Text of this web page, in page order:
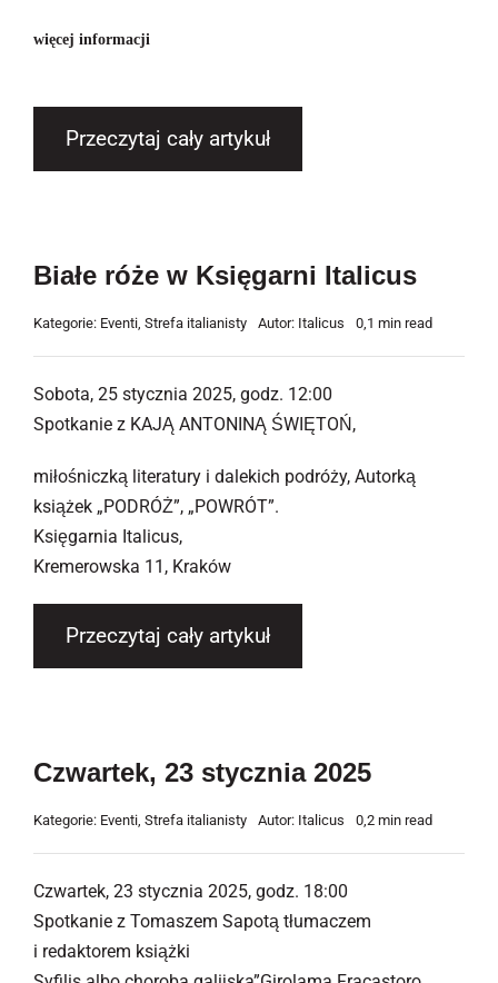
więcej informacji
Przeczytaj cały artykuł
Białe róże w Księgarni Italicus
Kategorie: Eventi, Strefa italianisty Autor: Italicus 0,1 min read
Sobota, 25 stycznia 2025, godz. 12:00
Spotkanie z KAJĄ ANTONINĄ ŚWIĘTOŃ,
miłośniczką literatury i dalekich podróży, Autorką
książek „PODRÓŻ”, „POWRÓT”.
Księgarnia Italicus,
Kremerowska 11, Kraków
Przeczytaj cały artykuł
Czwartek, 23 stycznia 2025
Kategorie: Eventi, Strefa italianisty Autor: Italicus 0,2 min read
Czwartek, 23 stycznia 2025, godz. 18:00
Spotkanie z Tomaszem Sapotą tłumaczem
i redaktorem książki